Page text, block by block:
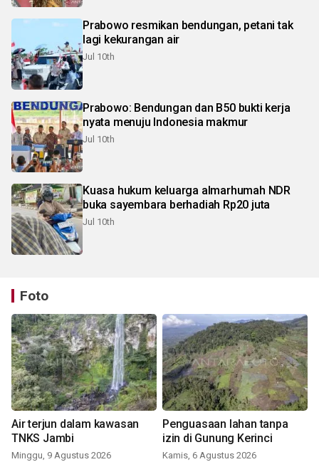
Prabowo resmikan bendungan, petani tak
lagi kekurangan air
Jul 10th
Prabowo: Bendungan dan B50 bukti kerja
nyata menuju Indonesia makmur
Jul 10th
Kuasa hukum keluarga almarhumah NDR
buka sayembara berhadiah Rp20 juta
Jul 10th
Foto
Air terjun dalam kawasan
TNKS Jambi
Minggu, 9 Agustus 2026
Penguasaan lahan tanpa
izin di Gunung Kerinci
Kamis, 6 Agustus 2026